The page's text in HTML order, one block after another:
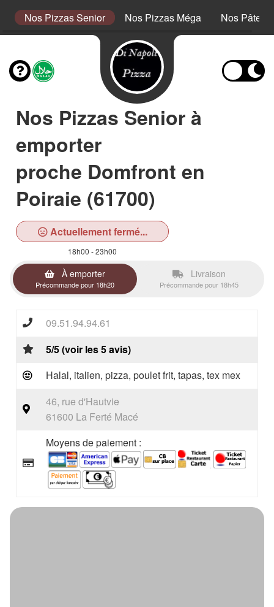
Nos Pizzas Senior Nos Pizzas Méga Nos Pâtes
Nos Pizzas Senior à
emporter
proche Domfront en
Poiraie (61700)
Actuellement fermé...
18h00 - 23h00
À emporter
Précommande pour 18h20
Livraison
Précommande pour 18h45
09.51.94.94.61
5/5 (voir les 5 avis)
Halal, italien, pizza, poulet frit, tapas, tex mex
46, rue d'Hautvie
61600 La Ferté Macé
Moyens de paiement :